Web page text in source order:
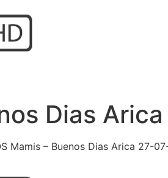
Dias
– Buenos Dias Arica 27-